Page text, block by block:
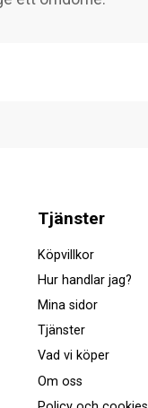
Tjänster
Köpvillkor
Hur handlar jag?
Mina sidor
Tjänster
Vad vi köper
Om oss